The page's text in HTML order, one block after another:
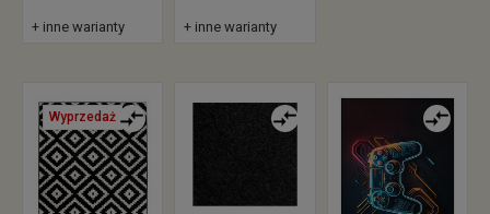
+ inne warianty + inne warianty
Wyprzedaż